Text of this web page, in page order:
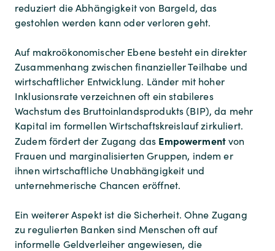
reduziert die Abhängigkeit von Bargeld, das
gestohlen werden kann oder verloren geht.
Auf makroökonomischer Ebene besteht ein direkter
Zusammenhang zwischen finanzieller Teilhabe und
wirtschaftlicher Entwicklung. Länder mit hoher
Inklusionsrate verzeichnen oft ein stabileres
Wachstum des Bruttoinlandsprodukts (BIP), da mehr
Kapital im formellen Wirtschaftskreislauf zirkuliert.
Zudem fördert der Zugang das Empowermentvon
Frauen und marginalisierten Gruppen, indem er
ihnen wirtschaftliche Unabhängigkeit und
unternehmerische Chancen eröffnet.
Ein weiterer Aspekt ist die Sicherheit. Ohne Zugang
zu regulierten Banken sind Menschen oft auf
informelle Geldverleiher angewiesen, die